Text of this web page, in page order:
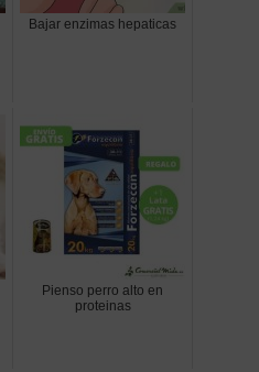
Bajar enzimas hepaticas
Pienso perro alto en
proteinas